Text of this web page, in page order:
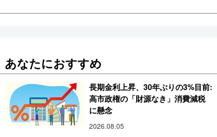
あなたにおすすめ
長期金利上昇、30年ぶりの3%目前:
高市政権の「財源なき」消費減税
に懸念
2026.08.05